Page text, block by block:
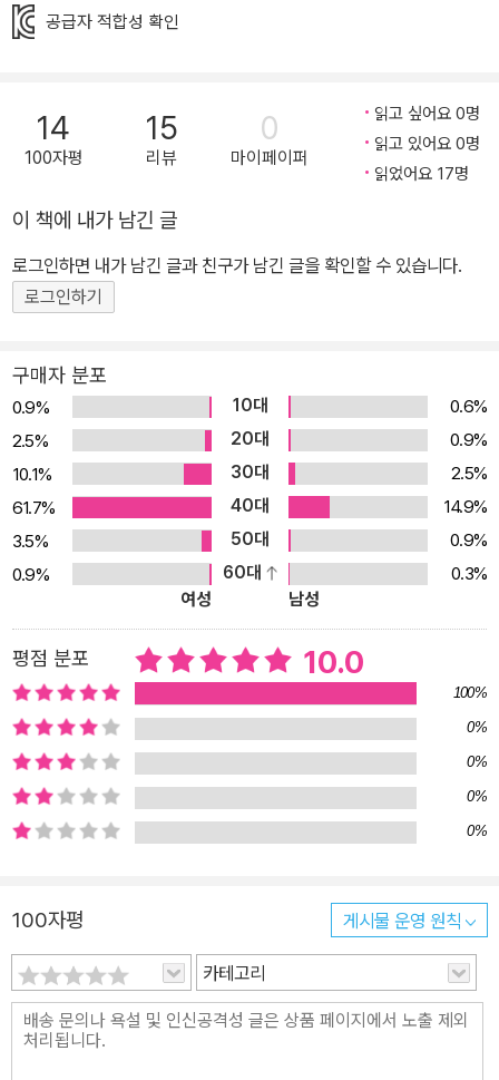
을 품고 아이들을 직접 지도하는 17명의 엄마 연구원과 기적 연구원
연구했습니다. 엄마 연구원은 아이들의 심리와 눈높이를 잘 알고 있
을 뿐 아니라 날카로운 통찰력으로 문제 해결의 실마리를 제공해 주
고, 아이들의 새로운 학교 수학 공부에 실질적이고 구체적인 도움을
주셨습니다. 기적 연구원과 17명의 엄마 연구원이 이러한 논의와 연
구의 과정을 통해 확인한 우리 아이들 수학 공부의 문제점은 1.의존적
인 공부습관, 2.개념이 부족한 문제훈련, 3.생각하지 않는 진도빼기습
관 이었습니다. 이는 <기적의 초등수학>이 나아갈 방향을 확실히 알
어야 돼?” → 개념을 경시하는 공부태도 ① 개념을 대충 읽고 다 이해
했다고 착각한다. ② 개념은 건너뛰고 바로 문제만 풀려고 한다. ▶
“어려워. 나 안 풀어.”, “답만 쓰면 안 돼?” → 생각하지 않는 공부, 자
발적 문제해결 의지 부족 ③ 문장이 조금만 길어도 읽지 않으려고 한
다. ④ 어려워 보이는 문제는 시도도 하지 않고 바로 포기한다. ⑤ 문
제 유형이 조금만 바뀌어도 못 푼다. ⑥ 계산 과정을 안 쓰고 답만 쓰
려고 한다. ▶ “엄마, 어떻게 풀어?”, “엄마, 어디까지 풀어?” → 의존
적 공부습관 ⑦ 식은 엄마가 세워 주고, 자기는 계산만 하려고 한다.
⑧ 공부하면서 자꾸 엄마를 부른다. ▶ “엄마, 물 마셔도 돼?”, “화장
실 가도 돼?” → 집중하지 않는 공부, 시간 죽이기 공부습관 ⑨ 공부
시간에 세월아 네월아 딴짓을 많이 한다. ⑩ 문제를 잘못 읽거나, 단위
를 안 쓰는 등의 실수가 많다. 2. 수학은 ‘혼자공부’ 하는 시간이 필요
하다. 중학생이 되면 수학을 포기하는 학생이 50%를 넘고, 고등학생
이 되면 80% 가까이 됩니다. 이 학생들의 공통된 특징은 학원, 과외,
인강에 의존하면서 정작 혼자 공부하는 시간이 없다는 것입니다. 수
학은 사회나 과학 같은 지식과목과 달리 자기가 개념을 구성해 가는
기화?내재화가 이루어집니다. 엄마가 어린 자녀의 공부에 관심을 가
지는 것은 중요하지만, 문제를 읽어 주고, 식을 세워 주고, 아이에게
계산만 시킨다면 그것은 엄마 공부가 될 뿐 아이 공부가 되지 않습니
다. 배우는 학(學)의 과정은 선생님이나 부모님의 가르침을 받되 실
력을 만드는 습(習)의 과정은 자기가 혼자서 해내면서 아이 공부가
공급자 적합성 확인
14
100자평
15
리뷰
0
마이페이퍼
읽고 싶어요 0명
읽고 있어요 0명
읽었어요 17명
이 책에 내가 남긴 글
로그인하면 내가 남긴 글과 친구가 남긴 글을 확인할 수 있습니다.
로그인하기
구매자 분포
0.9% 10대
0.6%
2.5%
20대
0.9%
10.1%
30대
2.5%
61.7%
40대
14.9%
3.5%
50대
0.9%
0.9%
60대
0.3%
여성
남성
평점 분포 10.0
100%
0%
0%
0%
0%
100자평 게시물 운영 원칙
카테고리